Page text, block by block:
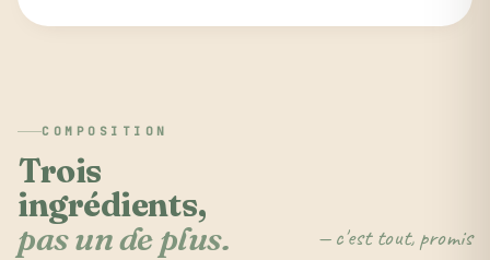
COMPOSITION
Trois
ingrédients,
pas un de plus.
— c'est tout, promis